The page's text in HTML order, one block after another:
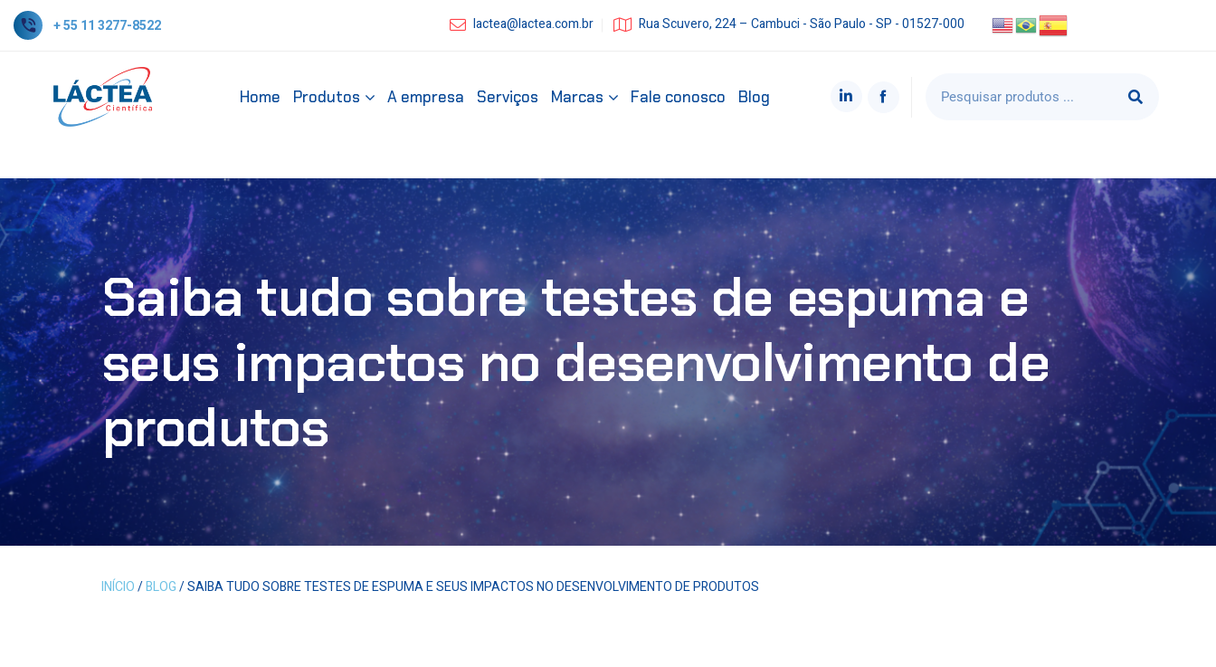
+ 55 11 3277-8522 lactea@lactea.com.br Rua Scuvero, 224 – Cambuci - São Paulo - SP - 01527-000
Home Produtos A empresa Serviços Marcas Fale conosco Blog
Saiba tudo sobre testes de espuma e
seus impactos no desenvolvimento de
produtos
INÍCIO/BLOG/ SAIBA TUDO SOBRE TESTES DE ESPUMA E SEUS IMPACTOS NO DESENVOLVIMENTO DE PRODUTOS